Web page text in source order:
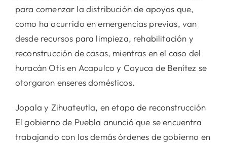
para comenzar la distribución de apoyos que,
como ha ocurrido en emergencias previas, van
desde recursos para limpieza, rehabilitación y
reconstrucción de casas, mientras en el caso del
huracán Otis en Acapulco y Coyuca de Benítez se
otorgaron enseres domésticos.
Jopala y Zihuateutla, en etapa de reconstrucción
El gobierno de Puebla anunció que se encuentra
trabajando con los demás órdenes de gobierno en